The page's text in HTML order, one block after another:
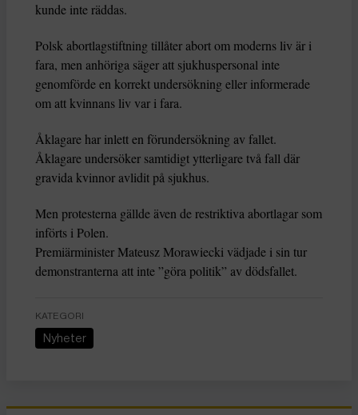
kunde inte räddas.
Polsk abortlagstiftning tillåter abort om moderns liv är i
fara, men anhöriga säger att sjukhuspersonal inte
genomförde en korrekt undersökning eller informerade
om att kvinnans liv var i fara.
Åklagare har inlett en förundersökning av fallet.
Åklagare undersöker samtidigt ytterligare två fall där
gravida kvinnor avlidit på sjukhus.
Men protesterna gällde även de restriktiva abortlagar som
införts i Polen.
Premiärminister Mateusz Morawiecki vädjade i sin tur
demonstranterna att inte ”göra politik” av dödsfallet.
KATEGORI
Nyheter